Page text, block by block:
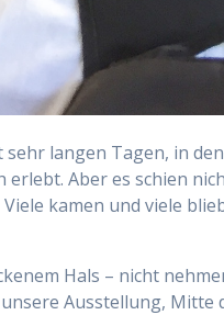
langen Tagen, in
Aber es schien
kamen und viele
Hals – nicht
Ausstellung, Mitte